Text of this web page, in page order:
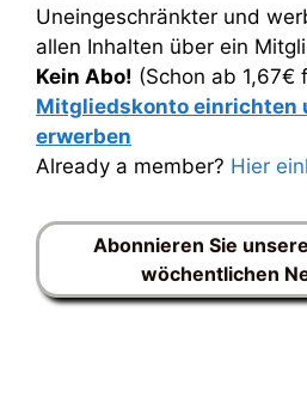
Uneingeschränkter und
allen Inhalten über ein
Kein Abo! (Schon ab 1,67€
Mitgliedskonto einrichten
erwerben
Already a member? Hier
Abonnieren Sie
wöchentlichen